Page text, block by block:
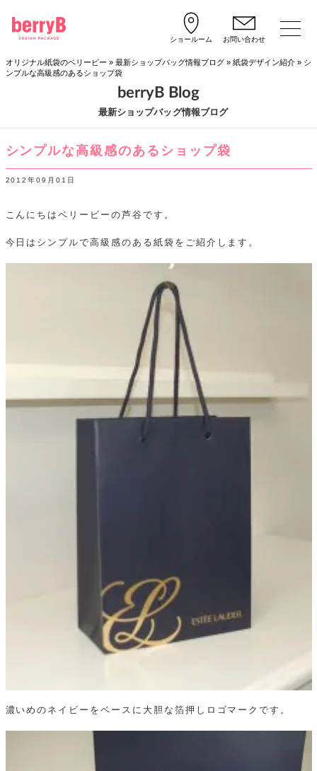
ショールーム お問い合わせ
オリジナル紙袋のベリービー » 最新ショップバッグ情報ブログ» 紙袋デザイン紹介» シ
ンプルな高級感のあるショップ袋
最新ショップバッグ情報ブログ
berryB Blog
シンプルな高級感のあるショップ袋
2012年09月01日
こんにちはベリービーの芦谷です。
今日はシンプルで高級感のある紙袋をご紹介します。
濃いめのネイビーをベースに大胆な箔押しロゴマークです。